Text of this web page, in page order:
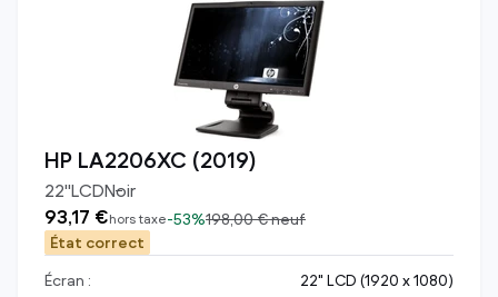
HP LA2206XC (2019)
22"LCDNoir
93,17 €hors taxe-53%198,00 €neuf
État correct
Écran :
22" LCD (1920 x 1080)